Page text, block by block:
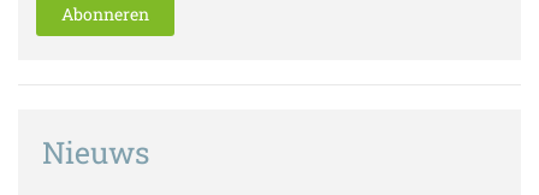
Abonneren
Nieuws